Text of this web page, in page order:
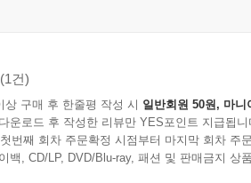
(1건)
상 구매 후 한줄평 작성 시 일반회원 50원, 마니
운로드 후 작성한 리뷰만 YES포인트 지급됩니
번째 회차 주문확정 시점부터 마지막 회차 주
백, CD/LP, DVD/Blu-ray, 패션 및 판매금지 상